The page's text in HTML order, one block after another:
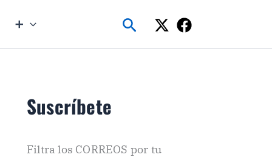
➕ Buscar
Suscríbete
Filtra los CORREOS por tu